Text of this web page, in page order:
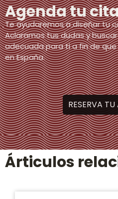
Agenda tu
Te ayudaremos a diseñar tu
Aclaramos tus dudas y
adecuada para ti a fin de
en España.
RESERVA
Árticulos